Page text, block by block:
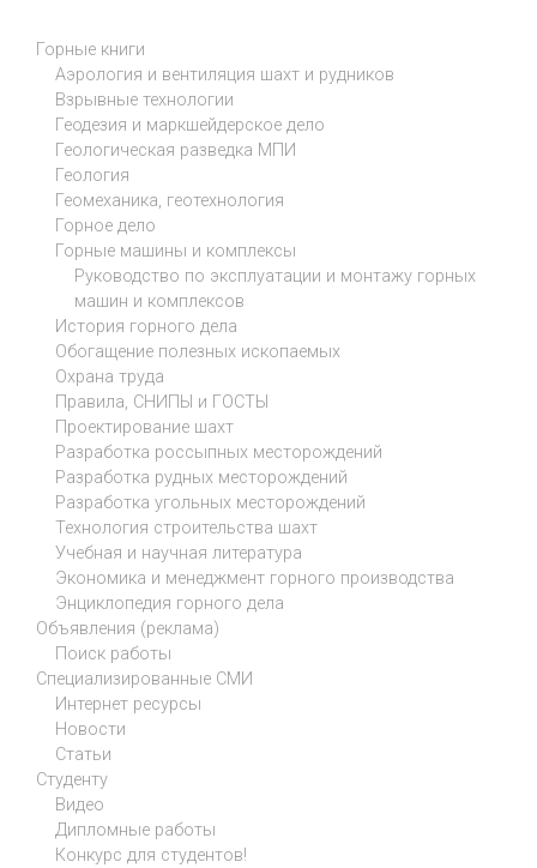
Горные книги
Аэрология и вентиляция шахт и рудников
Взрывные технологии
Геодезия и маркшейдерское дело
Геологическая разведка МПИ
Геология
Геомеханика, геотехнология
Горное дело
Горные машины и комплексы
Руководство по эксплуатации и монтажу горных
машин и комплексов
История горного дела
Обогащение полезных ископаемых
Охрана труда
Правила, СНИПЫ и ГОСТЫ
Проектирование шахт
Разработка россыпных месторождений
Разработка рудных месторождений
Разработка угольных месторождений
Технология строительства шахт
Учебная и научная литература
Экономика и менеджмент горного производства
Энциклопедия горного дела
Объявления (реклама)
Поиск работы
Специализированные СМИ
Интернет ресурсы
Новости
Статьи
Студенту
Видео
Дипломные работы
Конкурс для студентов!